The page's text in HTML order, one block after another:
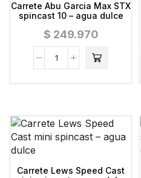
Carrete Abu Garcia Max STX
spincast 10 – agua dulce
$ 249.970
Carrete Lews Speed Cast